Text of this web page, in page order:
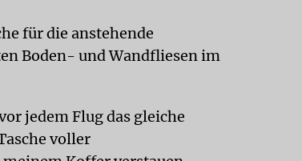
für die anstehende
Boden- und Wandfliesen im
jedem Flug das gleiche
voller